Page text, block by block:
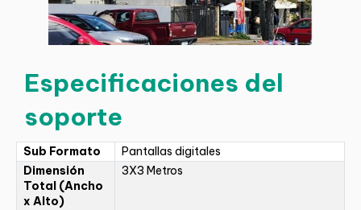
Especificaciones del
soporte
Sub Formato
Pantallas digitales
Dimensión
Total (Ancho
x Alto)
3X3 Metros